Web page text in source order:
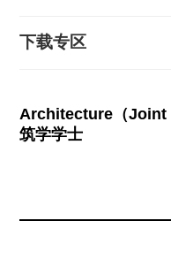
下载专区
Architecture（Joint
筑学学士